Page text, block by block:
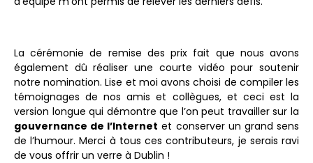
La cérémonie de remise des prix fait que nous avons
également dû réaliser une courte vidéo pour soutenir
notre nomination. Lise et moi avons choisi de compiler les
témoignages de nos amis et collègues, et ceci est la
version longue qui démontre que l’on peut travailler sur la
gouvernance de l’Internet et conserver un grand sens
de l’humour. Merci à tous ces contributeurs, je serais ravi
de vous offrir un verre à Dublin !